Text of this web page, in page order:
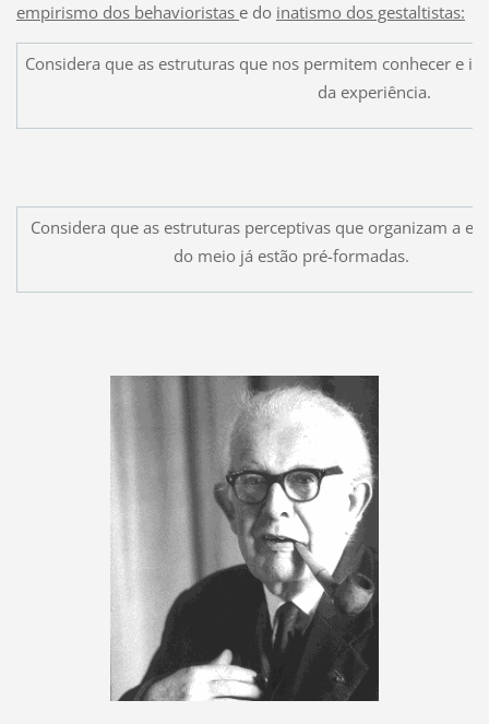
empirismo dos behavioristas e do inatismo dos gestaltistas:
Considera que as estruturas que nos permitem conhecer e
da experiência.
Considera que as estruturas perceptivas que organizam a
do meio já estão pré-formadas.